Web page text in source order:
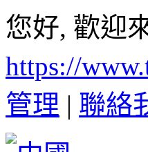
您好, 歡迎
https://
管理 | 聯絡